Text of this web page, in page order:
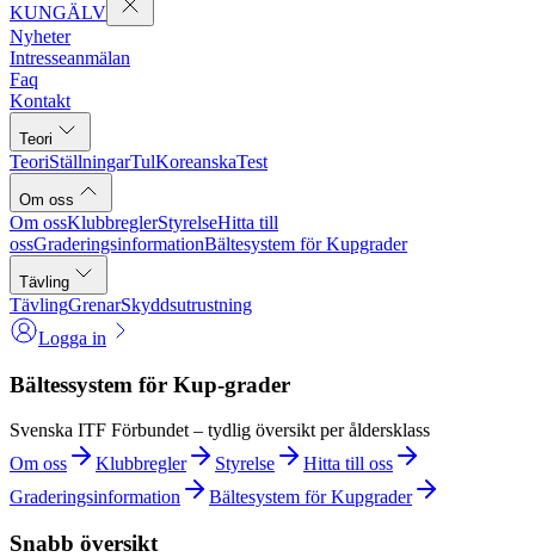
KUNGÄLV
Nyheter
Intresseanmälan
Faq
Kontakt
Teori
TeoriStällningarTulKoreanskaTest
Om oss
Om ossKlubbreglerStyrelseHitta till
ossGraderingsinformationBältesystem för Kupgrader
Tävling
TävlingGrenarSkyddsutrustning
Logga in
Bältessystem för Kup-grader
Svenska ITF Förbundet – tydlig översikt per åldersklass
Om oss
Klubbregler Styrelse
Hitta till oss
Graderingsinformation
Bältesystem för Kupgrader
Snabb översikt